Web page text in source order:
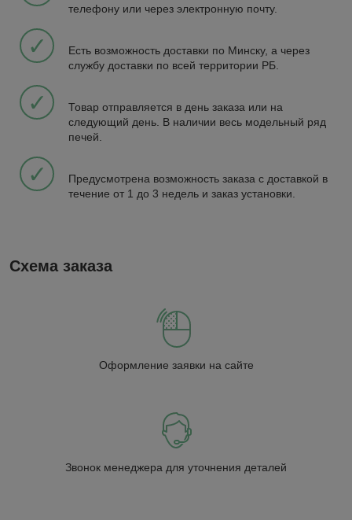
телефону или через электронную почту.
✓
Есть возможность доставки по Минску, а через
службу доставки по всей территории РБ.
✓
Товар отправляется в день заказа или на
следующий день. В наличии весь модельный ряд
печей.
✓
Предусмотрена возможность заказа с доставкой в
течение от 1 до 3 недель и заказ установки.
Схема заказа
Оформление заявки на сайте
Звонок менеджера для уточнения деталей